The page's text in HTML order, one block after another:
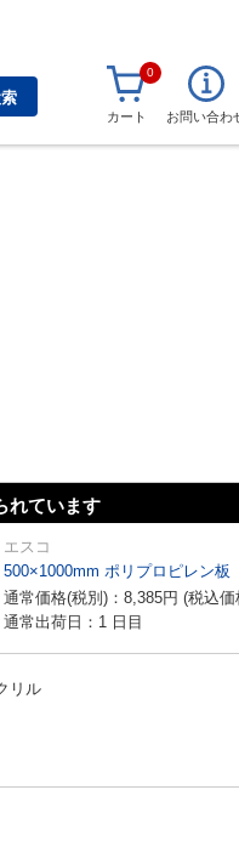
0
カート お問い合わ
れています
エスコ
500×1000mm ポリプロピレン板
通常価格(税別)： 8,385円 (税込価
通常出荷日：1 日目
リル